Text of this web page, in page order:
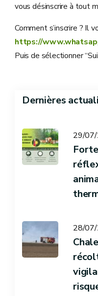
vous désinscrire à tout
Comment s’inscrire ? Il
https://
Puis de sélectionner
Dernières
29/
28/